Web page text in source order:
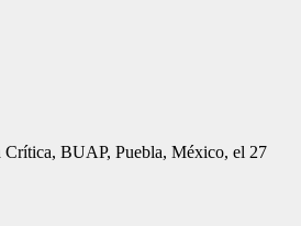
Crítica, BUAP, Puebla, México, el 27